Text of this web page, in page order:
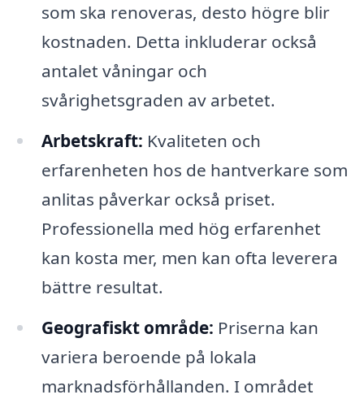
som ska renoveras, desto högre blir
kostnaden. Detta inkluderar också
antalet våningar och
svårighetsgraden av arbetet.
Arbetskraft: Kvaliteten och
erfarenheten hos de hantverkare som
anlitas påverkar också priset.
Professionella med hög erfarenhet
kan kosta mer, men kan ofta leverera
bättre resultat.
Geografiskt område: Priserna kan
variera beroende på lokala
marknadsförhållanden. I området